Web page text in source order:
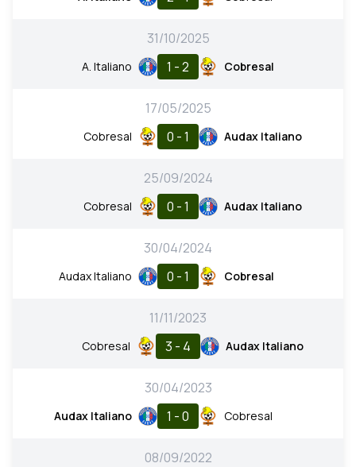
31/10/2025
A. Italiano 1 - 2 Cobresal
17/05/2025
Cobresal 0 - 1 Audax Italiano
25/09/2024
Cobresal 0 - 1 Audax Italiano
30/04/2024
Audax Italiano 0 - 1 Cobresal
11/11/2023
Cobresal 3 - 4 Audax Italiano
30/04/2023
Audax Italiano 1 - 0 Cobresal
08/09/2022